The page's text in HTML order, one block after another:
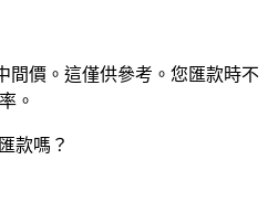
間價。這僅供參考。您匯款時不
。
款嗎？